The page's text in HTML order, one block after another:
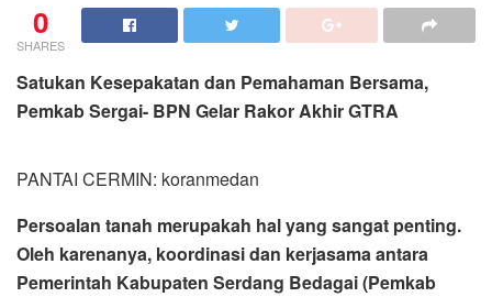
0
SHARES
Satukan Kesepakatan dan Pemahaman Bersama,
Pemkab Sergai- BPN Gelar Rakor Akhir GTRA
PANTAI CERMIN: koranmedan
Persoalan tanah merupakah hal yang sangat penting.
Oleh karenanya, koordinasi dan kerjasama antara
Pemerintah Kabupaten Serdang Bedagai (Pemkab